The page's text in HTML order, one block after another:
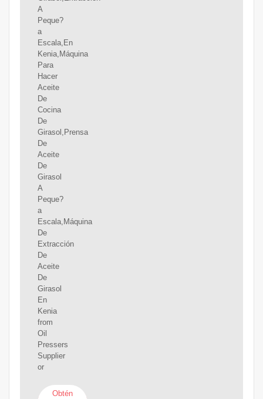
A
Peque?
a
Escala,En
Kenia,Máquina
Para
Hacer
Aceite
De
Cocina
De
Girasol,Prensa
De
Aceite
De
Girasol
A
Peque?
a
Escala,Máquina
De
Extracción
De
Aceite
De
Girasol
En
Kenia
from
Oil
Pressers
Supplier
or
Obtén